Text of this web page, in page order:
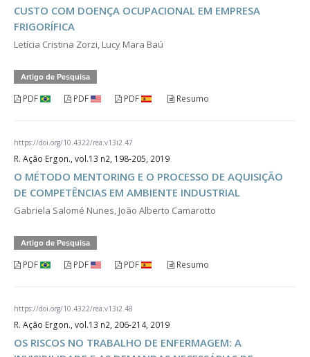
CUSTO COM DOENÇA OCUPACIONAL EM EMPRESA
FRIGORÍFICA
Letícia Cristina Zorzi, Lucy Mara Baú
Artigo de Pesquisa
PDF PDF PDF Resumo
https://doi.org/10.4322/rea.v13i2.47
R. Ação Ergon., vol.13 n2, 198-205, 2019
O MÉTODO MENTORING E O PROCESSO DE AQUISIÇÃO
DE COMPETÊNCIAS EM AMBIENTE INDUSTRIAL
Gabriela Salomé Nunes, João Alberto Camarotto
Artigo de Pesquisa
PDF PDF PDF Resumo
https://doi.org/10.4322/rea.v13i2.48
R. Ação Ergon., vol.13 n2, 206-214, 2019
OS RISCOS NO TRABALHO DE ENFERMAGEM: A